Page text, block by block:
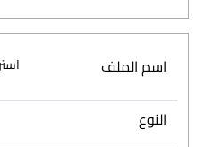
اسم الملف
النوع